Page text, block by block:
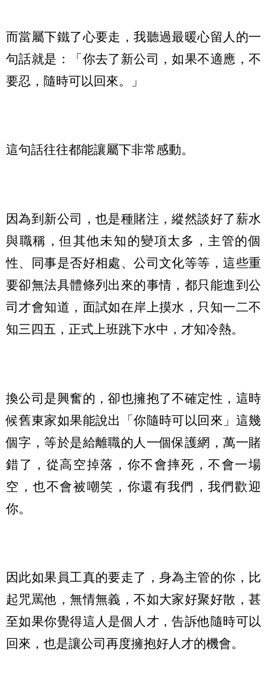
而當屬下鐵了心要走，我聽過最暖心留人的一
句話就是：「你去了新公司，如果不適應，不
要忍，隨時可以回來。」
這句話往往都能讓屬下非常感動。
因為到新公司，也是種賭注，縱然談好了薪水
與職稱，但其他未知的變項太多，主管的個
性、同事是否好相處、公司文化等等，這些重
要卻無法具體條列出來的事情，都只能進到公
司才會知道，面試如在岸上摸水，只知一二不
知三四五，正式上班跳下水中，才知冷熱。
換公司是興奮的，卻也擁抱了不確定性，這時
候舊東家如果能說出「你隨時可以回來」這幾
個字，等於是給離職的人一個保護網，萬一賭
錯了，從高空掉落，你不會摔死，不會一場
空，也不會被嘲笑，你還有我們，我們歡迎
你。
因此如果員工真的要走了，身為主管的你，比
起咒罵他，無情無義，不如大家好聚好散，甚
至如果你覺得這人是個人才，告訴他隨時可以
回來，也是讓公司再度擁抱好人才的機會。